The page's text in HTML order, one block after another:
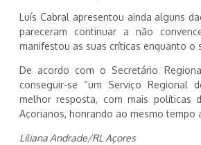
Luís Cabral apresentou ainda alguns
pareceram continuar a não
manifestou as suas críticas enquanto o
De acordo com o Secretário
conseguir-se “um Serviço Regional
melhor resposta, com mais políticas
Açorianos, honrando ao mesmo tempo
Liliana Andrade/RL Açores